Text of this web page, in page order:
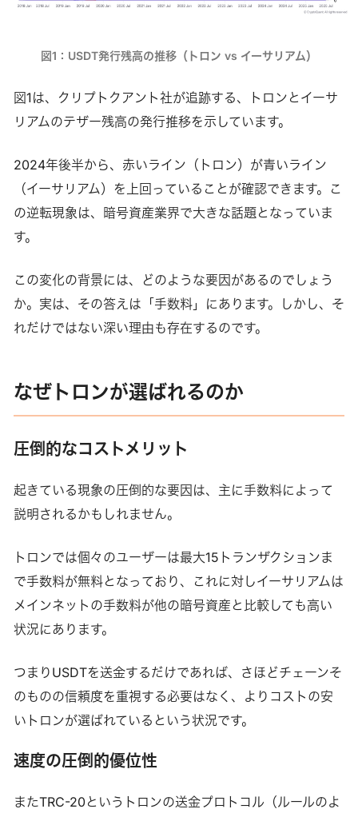
図1：USDT発行残高の推移（トロン vs イーサリアム）
図1は、クリプトクアント社が追跡する、トロンとイーサ
リアムのテザー残高の発行推移を示しています。
2024年後半から、赤いライン（トロン）が青いライン
（イーサリアム）を上回っていることが確認できます。こ
の逆転現象は、暗号資産業界で大きな話題となっていま
す。
この変化の背景には、どのような要因があるのでしょう
か。実は、その答えは「手数料」にあります。しかし、そ
れだけではない深い理由も存在するのです。
なぜトロンが選ばれるのか
圧倒的なコストメリット
起きている現象の圧倒的な要因は、主に手数料によって
説明されるかもしれません。
トロンでは個々のユーザーは最大15トランザクションま
で手数料が無料となっており、これに対しイーサリアムは
メインネットの手数料が他の暗号資産と比較しても高い
状況にあります。
つまりUSDTを送金するだけであれば、さほどチェーンそ
のものの信頼度を重視する必要はなく、よりコストの安
いトロンが選ばれているという状況です。
速度の圧倒的優位性
またTRC-20というトロンの送金プロトコル（ルールのよ